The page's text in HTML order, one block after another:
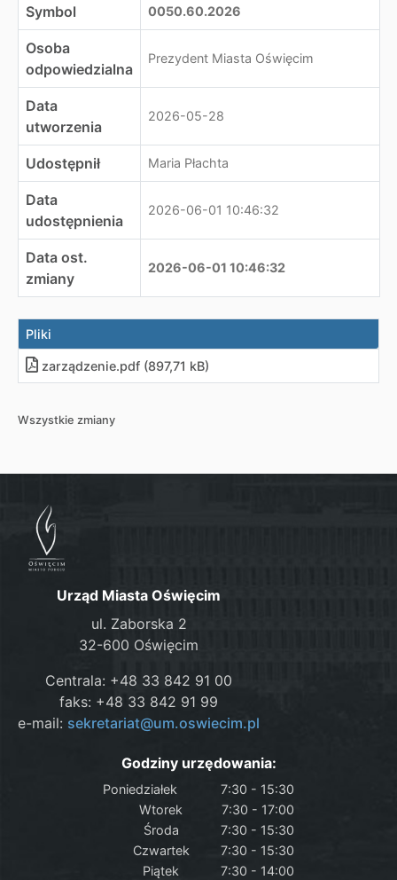
Symbol 0050.60.2026
Osoba
odpowiedzialna
Prezydent Miasta Oświęcim
Data
utworzenia
2026-05-28
Udostępnił Maria Płachta
Data
udostępnienia
2026-06-01 10:46:32
Data ost.
zmiany
2026-06-01 10:46:32
Pliki
zarządzenie.pdf (897,71 kB)
Wszystkie zmiany
Urząd Miasta Oświęcim
ul. Zaborska 2
32-600 Oświęcim
Centrala: +48 33 842 91 00
faks: +48 33 842 91 99
e-mail: sekretariat@um.oswiecim.pl
Godziny urzędowania:
Poniedziałek
7:30 - 15:30
Wtorek
7:30 - 17:00
Środa
7:30 - 15:30
Czwartek
7:30 - 15:30
Piątek
7:30 - 14:00